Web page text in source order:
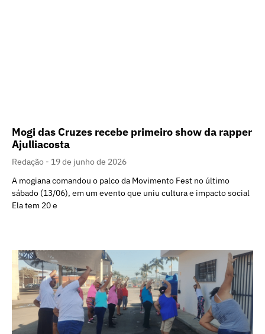
Mogi das Cruzes recebe primeiro show da rapper
Ajulliacosta
Redação
19 de junho de 2026
A mogiana comandou o palco da Movimento Fest no último
sábado (13/06), em um evento que uniu cultura e impacto social
Ela tem 20 e